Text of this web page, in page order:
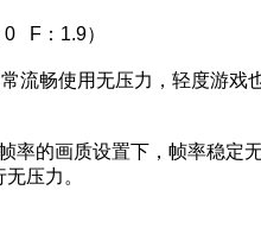
F：1.9）
流畅使用无压力，轻度游戏
率的画质设置下，帧率稳定
压力。